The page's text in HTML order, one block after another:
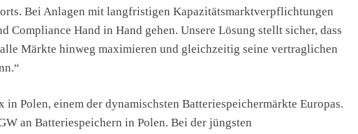
Bei Anlagen mit langfristigen Kapazitätsmarktverpflichtungen
Compliance Hand in Hand gehen. Unsere Lösung stellt sicher, dass
Märkte hinweg maximieren und gleichzeitig seine vertraglichen
Polen, einem der dynamischsten Batteriespeichermärkte Europas.
an Batteriespeichern in Polen. Bei der jüngsten